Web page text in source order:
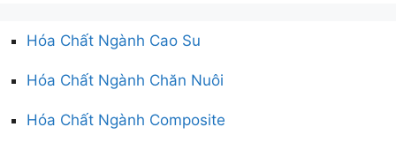
Hóa Chất Ngành Cao Su
Hóa Chất Ngành Chăn Nuôi
Hóa Chất Ngành Composite